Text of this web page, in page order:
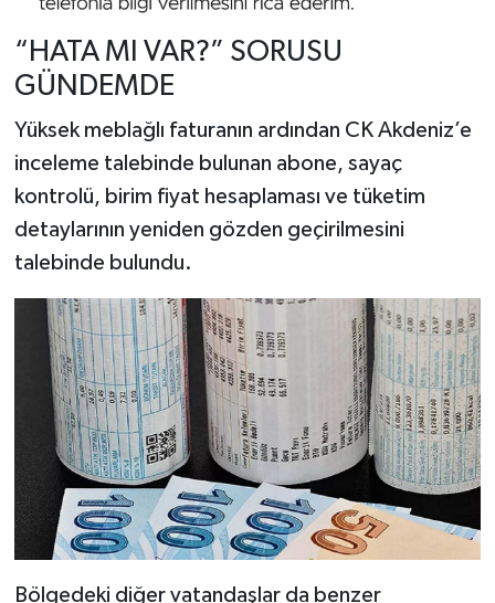
“HATA MI VAR?” SORUSU
GÜNDEMDE
Yüksek meblağlı faturanın ardından CK Akdeniz’e
inceleme talebinde bulunan abone, sayaç
kontrolü, birim fiyat hesaplaması ve tüketim
detaylarının yeniden gözden geçirilmesini
talebinde bulundu.
Bölgedeki diğer vatandaşlar da benzer